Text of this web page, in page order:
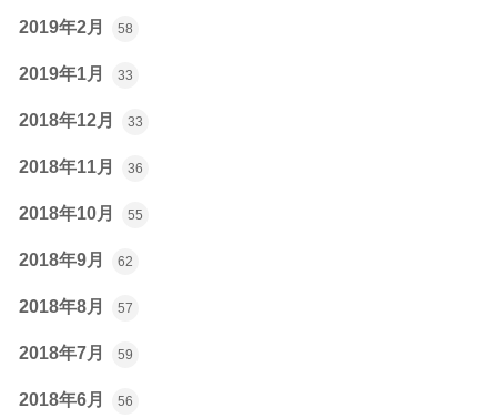
2019年2月 58
2019年1月 33
2018年12月 33
2018年11月 36
2018年10月 55
2018年9月 62
2018年8月 57
2018年7月 59
2018年6月 56